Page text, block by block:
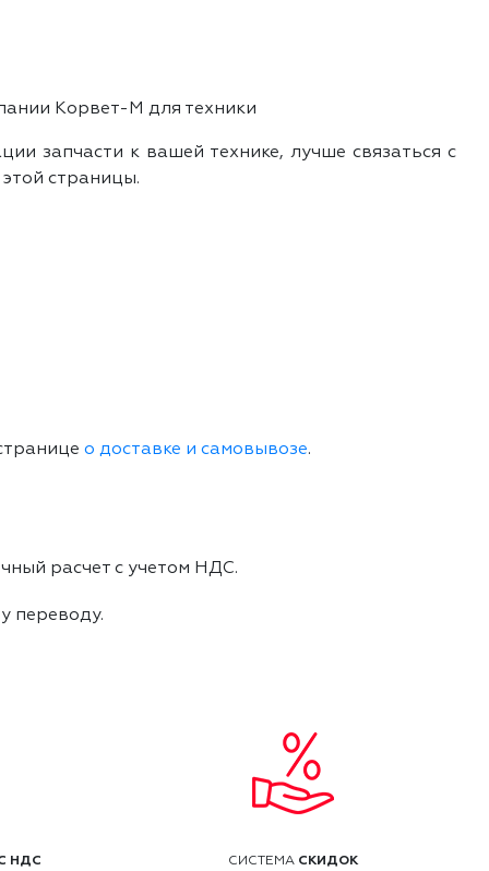
Корвет-М для техники
запчасти к вашей технике, лучше связаться с
страницы.
о доставке и самовывозе.
расчет с учетом НДС.
переводу.
НДС СИСТЕМА СКИДОК